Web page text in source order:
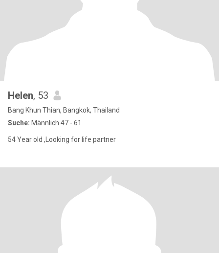
Helen, 53
Bang Khun Thian, Bangkok, Thailand
Suche: Männlich 47 - 61
54 Year old ,Looking for life partner